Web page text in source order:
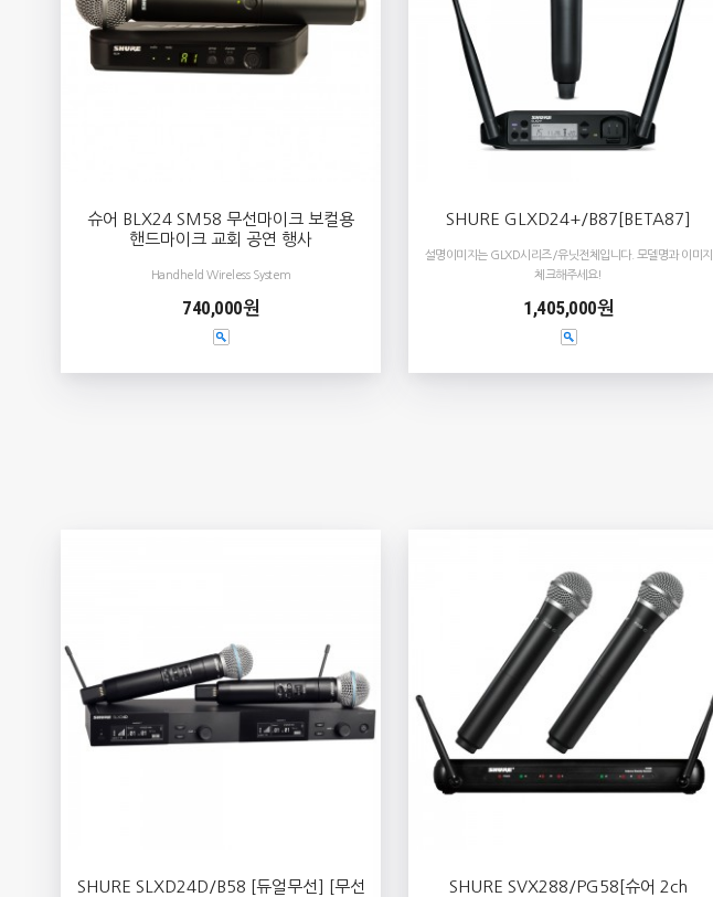
슈어 BLX24 SM58 무선마이크 보컬용
핸드마이크 교회 공연 행사
Handheld Wireless System
740,000원
SHURE GLXD24+/B87[BETA87]
설명이미지는 GLXD시리즈/유닛전체입니다. 모델명과 이미지
체크해주세요!
1,405,000원
SHURE SLXD24D/B58 [듀얼무선] [무선
SHURE SVX288/PG58[슈어 2ch